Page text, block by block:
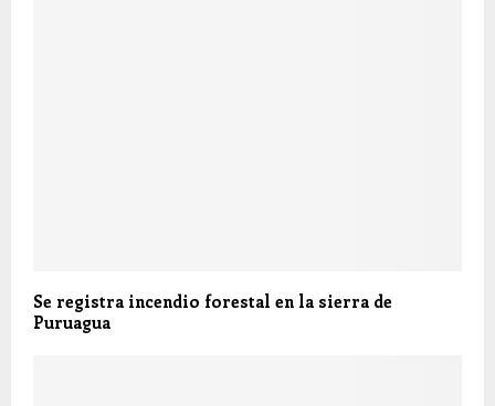
Se registra incendio forestal en la sierra de
Puruagua